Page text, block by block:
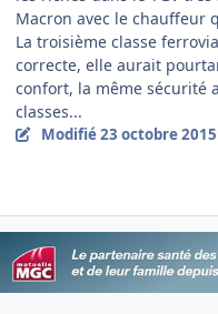
Macron avec le chauffeur
La troisième classe
correcte, elle aurait
confort, la même sécurité
classes...
Modifié23 octobre 2015